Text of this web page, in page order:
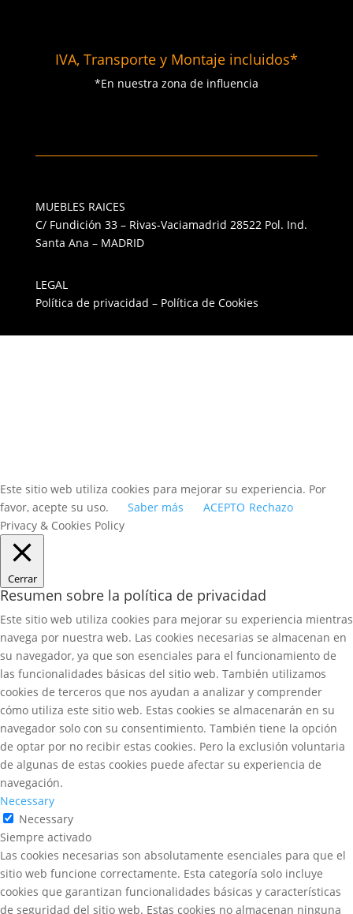
IVA, Transporte y Montaje incluidos*
*En nuestra zona de influencia
MUEBLES RAICES
C/ Fundición 33 – Rivas-Vaciamadrid 28522 Pol. Ind.
Santa Ana – MADRID
LEGAL
Política de privacidad – Política de Cookies
Este sitio web utiliza cookies para mejorar su experiencia. Por
favor, acepte su uso.
Saber más ACEPTO Rechazo
Privacy & Cookies Policy
Cerrar
Resumen sobre la política de privacidad
Este sitio web utiliza cookies para mejorar su experiencia mientras
navega por nuestra web. Las cookies necesarias se almacenan en
su navegador, ya que son esenciales para el funcionamiento de
las funcionalidades básicas del sitio web. También utilizamos
cookies de terceros que nos ayudan a analizar y comprender
cómo utiliza este sitio web. Estas cookies se almacenarán en su
navegador solo con su consentimiento. También tiene la opción
de optar por no recibir estas cookies. Pero la exclusión voluntaria
de algunas de estas cookies puede afectar su experiencia de
navegación.
Necessary
Necessary
Siempre activado
Las cookies necesarias son absolutamente esenciales para que el
sitio web funcione correctamente. Esta categoría solo incluye
cookies que garantizan funcionalidades básicas y características
de seguridad del sitio web. Estas cookies no almacenan ninguna